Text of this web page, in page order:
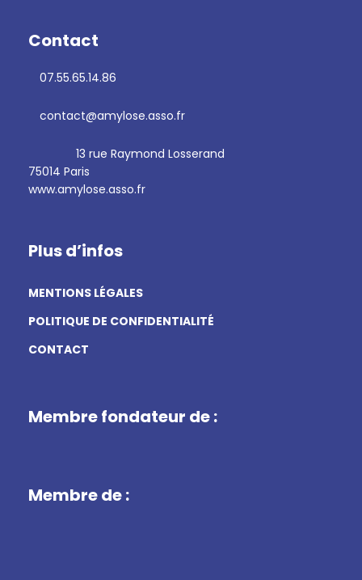
Contact
07.55.65.14.86
contact@amylose.asso.fr
13 rue Raymond Losserand
75014 Paris
www.amylose.asso.fr
Plus d’infos
MENTIONS LÉGALES
POLITIQUE DE CONFIDENTIALITÉ
CONTACT
Membre fondateur de :
Membre de :